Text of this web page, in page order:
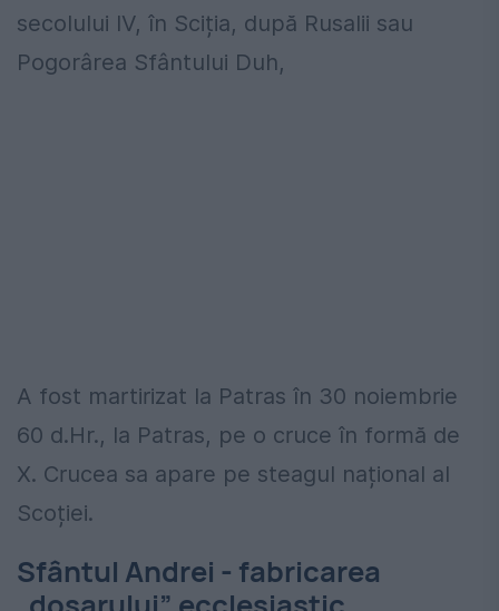
secolului IV, în Sciția, după Rusalii sau
Pogorârea Sfântului Duh,
A fost martirizat la Patras în 30 noiembrie
60 d.Hr., la Patras, pe o cruce în formă de
X. Crucea sa apare pe steagul național al
Scoției.
Sfântul Andrei - fabricarea